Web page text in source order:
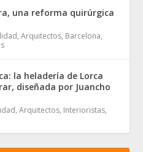
una reforma quirúrgica
,Arquitectos, Barcelona,
la heladería de Lorca
diseñada por Juancho
,Arquitectos, Interioristas,